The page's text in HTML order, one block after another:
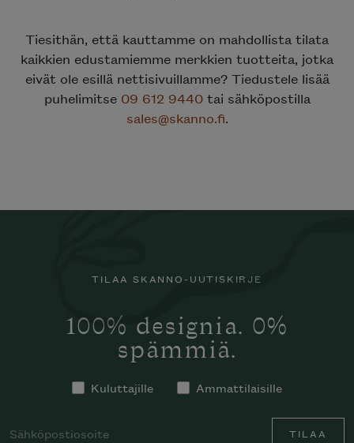
Tiesithän, että kauttamme on mahdollista tilata
kaikkien edustamiemme merkkien tuotteita, jotka
eivät ole esillä nettisivuillamme? Tiedustele lisää
puhelimitse 09 612 9440tai sähköpostilla
sales@skanno.fi.
TILAA SKANNO-UUTISKIRJE
100% designia. 0%
spämmiä.
Kuluttajille Ammattilaisille
TILAA